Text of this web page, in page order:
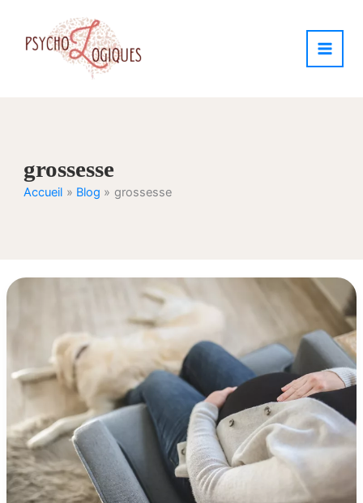
contenu
grossesse
Accueil Blog grossesse
reconversion
professionnelle
après
une
grossesse